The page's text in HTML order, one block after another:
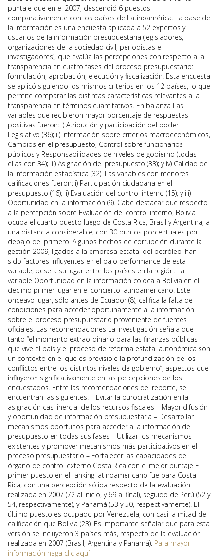
puntaje que en el 2007, descendió 6 puestos
comparativamente con los países de Latinoamérica. La base de
la información es una encuesta aplicada a 52 expertos y
usuarios de la información presupuestaria (legisladores,
organizaciones de la sociedad civil, periodistas e
investigadores), que evalúa las percepciones con respecto a la
transparencia en cuatro fases del proceso presupuestario:
formulación, aprobación, ejecución y fiscalización. Esta encuesta
se aplicó siguiendo los mismos criterios en los 12 países, lo que
permite comparar las distintas características relevantes a la
transparencia en términos cuantitativos. En balanza Las
variables que recibieron mayor porcentaje de respuestas
positivas fueron: i) Atribución y participación del poder
Legislativo (36); ii) Información sobre criterios macroeconómicos,
Cambios en el presupuesto, Control sobre funcionarios
públicos y Responsabilidades de niveles de gobierno (todas
ellas con 34); iii) Asignación del presupuesto (33); y iv) Calidad de
la información estadística (32). Las variables con menores
calificaciones fueron: i) Participación ciudadana en el
presupuesto (16); ii) Evaluación del control interno (15); y iii)
Oportunidad en la información (9). Cabe destacar que respecto
a la percepción sobre Evaluación del control interno, Bolivia
ocupa el cuarto puesto luego de Costa Rica, Brasil y Argentina, a
una distancia considerable, con 30 puntos porcentuales por
debajo del primero. Algunos hechos de corrupción durante la
gestión 2009, ligados a la empresa estatal del petróleo, han
sido factores influyentes en el bajo performance de esta
variable, pese a su lugar entre los países en la región. La
variable Oportunidad en la información coloca a Bolivia en el
décimo primer lugar en el concierto latinoamericano. Este
onceavo lugar, sólo antes de Ecuador (8), califica la falta de
condiciones para acceder oportunamente a la información
sobre el proceso presupuestario proveniente de fuentes
oficiales. Las recomendaciones La investigación señala que
tanto “el momento extraordinario para las finanzas públicas
que vive el país y el proceso de reforma estatal autonómica son
un contexto en el que es previsible la profundización de los
conflictos entre los distintos niveles de gobierno”, aspectos que
influyeron significativamente en las percepciones de los
encuestados. Entre las recomendaciones del reporte, se
encuentran las siguientes: – Evitar la burocratización en la
asignación casi inercial de los recursos fiscales – Mayor difusión
y oportunidad de información presupuestaria – Desarrollar
mecanismos oportunos para acceder a la información del
presupuesto en todas sus fases – Utilizar los mecanismos
existentes y promover mecanismos más participativos en el
proceso presupuestario – Fortalecer las capacidades del
órgano de control externo Costa Rica con el mejor puntaje El
primer puesto en el ranking latinoamericano fue para Costa
Rica, con una percepción sólida respecto de la evaluación
realizada en 2007 (72 al inicio, y 69 al final), seguido de Perú (52 y
54, respectivamente), y Panamá (53 y 50, respectivamente). El
último puesto es ocupado por Venezuela, con casi la mitad de
calificación que Bolivia (23). Es importante señalar que para esta
versión se incluyeron 3 países más, respecto de la evaluación
realizada en 2007 (Brasil, Argentina y Panamá). Para mayor
información haga clic aquí